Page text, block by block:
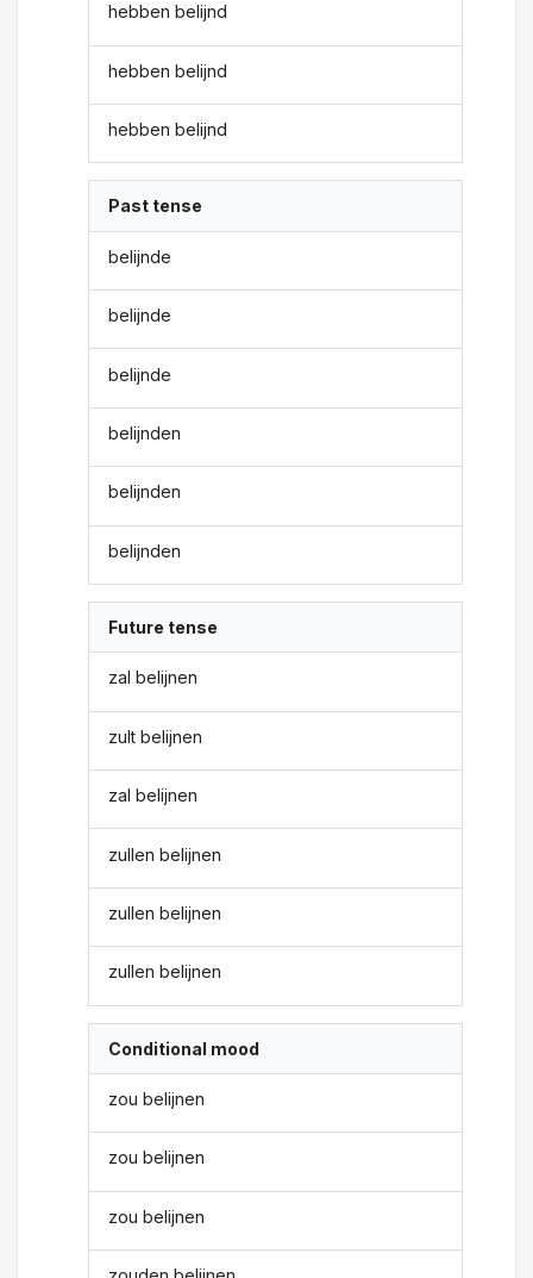
hebben belijnd
hebben belijnd
hebben belijnd
Past tense
belijnde
belijnde
belijnde
belijnden
belijnden
belijnden
Future tense
zal belijnen
zult belijnen
zal belijnen
zullen belijnen
zullen belijnen
zullen belijnen
Conditional mood
zou belijnen
zou belijnen
zou belijnen